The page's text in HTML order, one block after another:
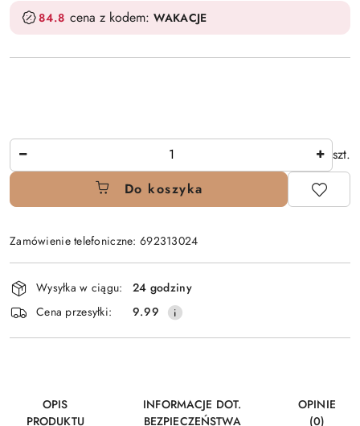
84.8 cena z kodem: WAKACJE
Ilość
szt.
Do koszyka
Zamówienie telefoniczne: 692313024
Dostępność
i
dostawa
Wysyłka w ciągu:
24 godziny
Cena przesyłki:
9.99
OPIS
PRODUKTU
INFORMACJE DOT.
BEZPIECZEŃSTWA
OPINIE
(0)